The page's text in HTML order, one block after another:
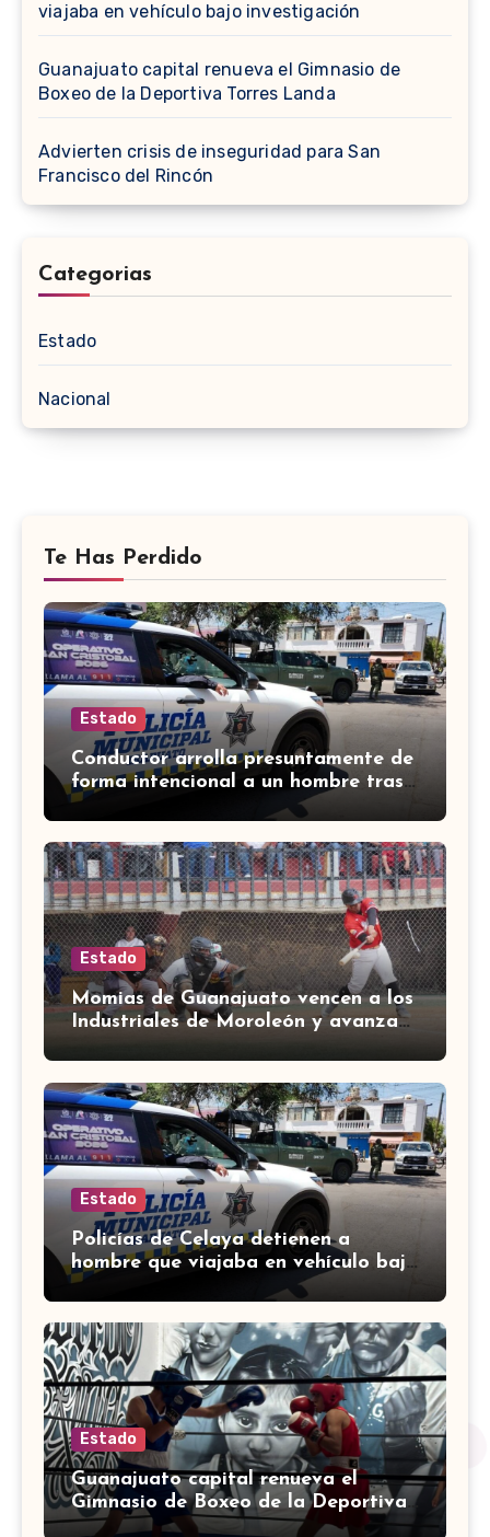
viajaba en vehículo bajo investigación
Guanajuato capital renueva el Gimnasio de
Boxeo de la Deportiva Torres Landa
Advierten crisis de inseguridad para San
Francisco del Rincón
Categorias
Estado
Nacional
Te Has Perdido
Estado
Conductor arrolla presuntamente de
forma intencional a un hombre tras
una riña en Celaya
Estado
Momias de Guanajuato vencen a los
Industriales de Moroleón y avanzan
a la final estatal de béisbol
Estado
Policías de Celaya detienen a
hombre que viajaba en vehículo bajo
investigación
Estado
Guanajuato capital renueva el
Gimnasio de Boxeo de la Deportiva
Torres Landa